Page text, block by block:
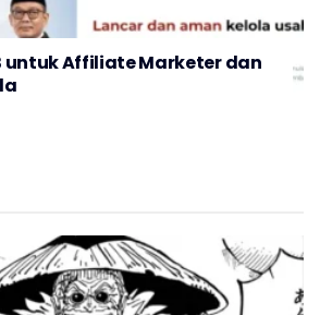
untuk Affiliate Marketer dan